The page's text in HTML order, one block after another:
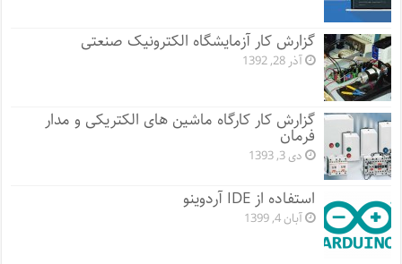
گزارش کار آزمایشگاه الکترونیک صنعتی
آذر 28, 1392
گزارش کار کارگاه ماشین های الکتریکی و مدار
فرمان
دی 3, 1393
استفاده از IDE آردوینو
آبان 4, 1399